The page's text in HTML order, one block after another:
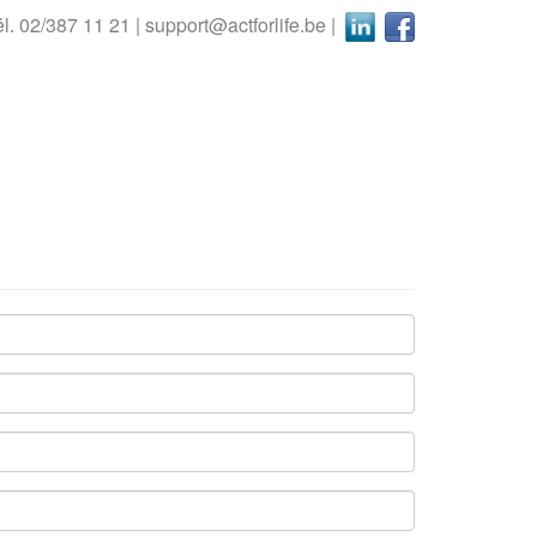
02/387 11 21 | support@actforlife.be |